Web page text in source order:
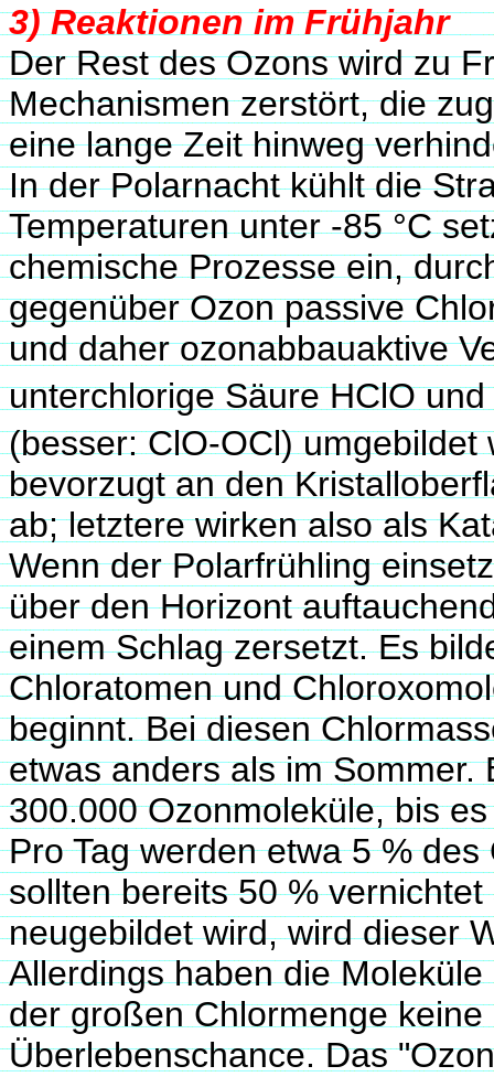
3) Reaktionen im Frühjahr
Der Rest des Ozons wird zu
Mechanismen zerstört, die
eine lange Zeit hinweg
In der Polarnacht kühlt die
Temperaturen unter -85 °C
chemische Prozesse ein,
gegenüber Ozon passive
und daher ozonabbauaktive
unterchlorige Säure HClO
(besser: ClO-OCl)
bevorzugt an den
ab; letztere wirken also als
Wenn der Polarfrühling
über den Horizont
einem Schlag zersetzt. Es
Chloratomen und
beginnt. Bei diesen
etwas anders als im
300.000 Ozonmoleküle, bis
Pro Tag werden etwa 5 %
sollten bereits 50 %
neugebildet wird, wird dieser
Allerdings haben die
der großen Chlormenge
Überlebenschance. Das